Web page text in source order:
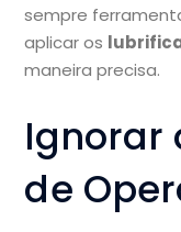
sempre
aplicar os
maneira precisa.
Ignorar
de